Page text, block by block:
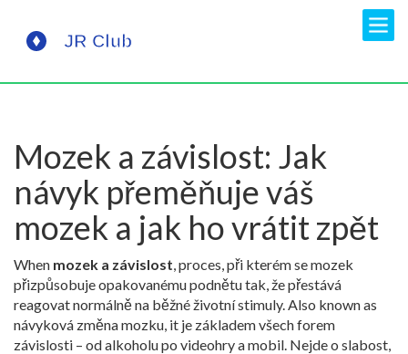
Mozek a závislost: Jak
návyk přeměňuje váš
mozek a jak ho vrátit zpět
When mozek a závislost,proces, při kterém se mozek
přizpůsobuje opakovanému podnětu tak, že přestává
reagovat normálně na běžné životní stimuly. Also known as
návyková změna mozku, it je základem všech forem
závislosti – od alkoholu po videohry a mobil. Nejde o slabost,